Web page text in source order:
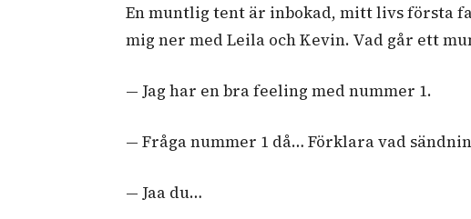
En muntlig tent är inbokad, mitt livs första
mig ner med Leila och Kevin. Vad går ett
— Jag har en bra feeling med nummer 1.
— Fråga nummer 1 då… Förklara vad
— Jaa du…